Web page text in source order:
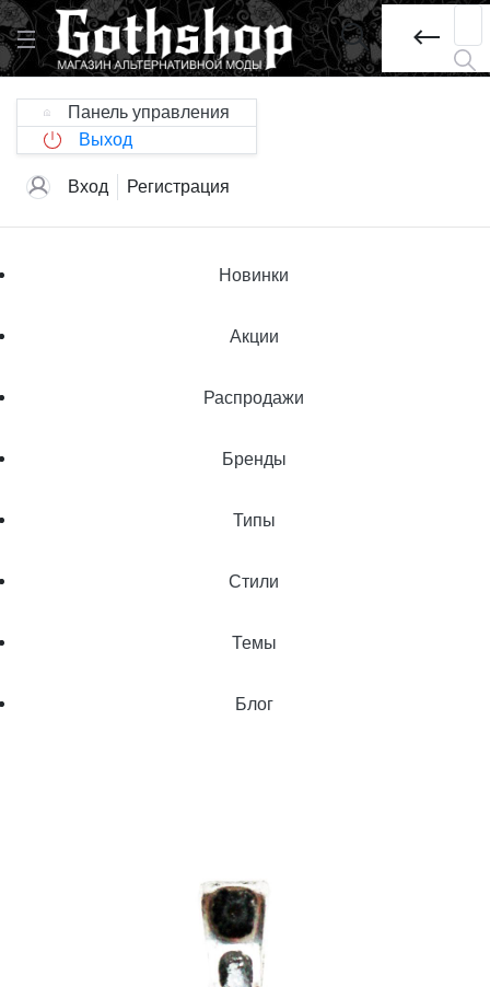
Панель управления
Выход
Вход Регистрация
Новинки
Акции
Распродажи
Бренды
Типы
Стили
Темы
Блог